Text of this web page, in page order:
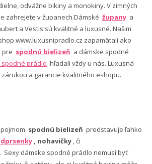
odvážne bikiny a monokiny. V zimných
zahrejete v županech.Dámské župany a
a Vestis sú kvalitné a luxusné. Našim
www.luxusnipradlo.cz zapamätali ako
pre spodnú bielizeň a dámske spodné
prádlo hľadali vždy u nás. Luxusná
a garancie kvalitného eshopu.
spodnú bielizeň predstavuje ľahko
, nohavičky , či
Sexy dámske spodné prádlo nemusí byť